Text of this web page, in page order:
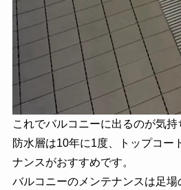
これでバルコニーに出るのが気
防水層は10年に1度、トップコー
ナンスがおすすめです。
バルコニーのメンテナンスは足